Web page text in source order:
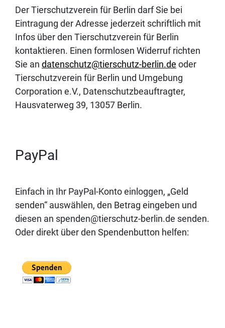
Der Tierschutzverein für Berlin darf Sie bei
Eintragung der Adresse jederzeit schriftlich mit
Infos über den Tierschutzverein für Berlin
kontaktieren. Einen formlosen Widerruf richten
Sie an datenschutz@tierschutz-berlin.de oder
Tierschutzverein für Berlin und Umgebung
Corporation e.V., Datenschutzbeauftragter,
Hausvaterweg 39, 13057 Berlin.
PayPal
Einfach in Ihr PayPal-Konto einloggen, „Geld
senden“ auswählen, den Betrag eingeben und
diesen an spenden@tierschutz-berlin.de senden.
Oder direkt über den Spendenbutton helfen: